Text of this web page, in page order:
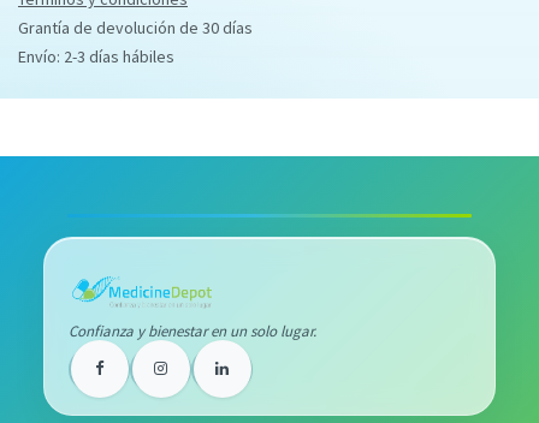
Grantía de devolución de 30 días
Envío: 2-3 días hábiles
Confianza y bienestar en un solo lugar.